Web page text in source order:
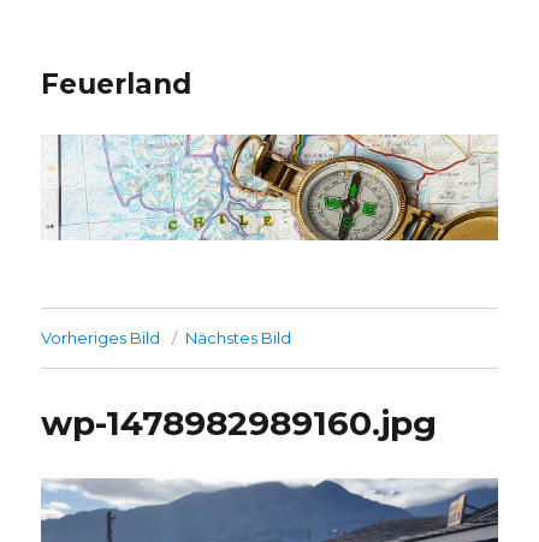
Feuerland
Vorheriges Bild Nächstes Bild
wp-1478982989160.jpg